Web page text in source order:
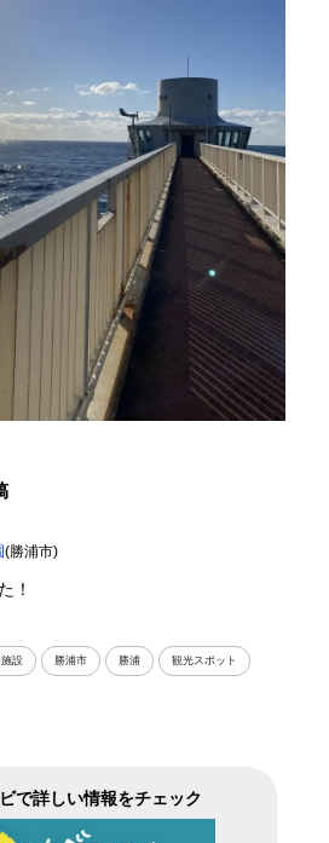
(勝浦市)
！
設 勝浦市 勝浦 観光スポット
で詳しい情報をチェック